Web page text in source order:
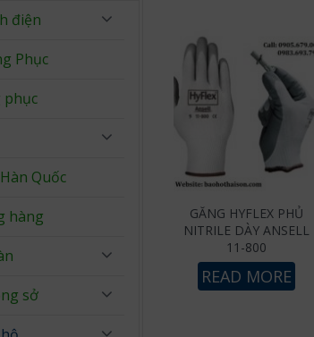
GĂNG HYFLEX PHỦ
NITRILE DÀY ANSELL
11-800
READ MORE
điện
Phục
phục
Quốc
hàng
sở